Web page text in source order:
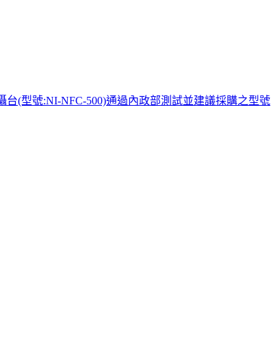
台(型號:NI-NFC-500)通過內政部測試並建議採購之型號